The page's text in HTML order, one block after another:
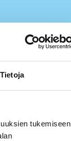
Tietoja
tukemiseen